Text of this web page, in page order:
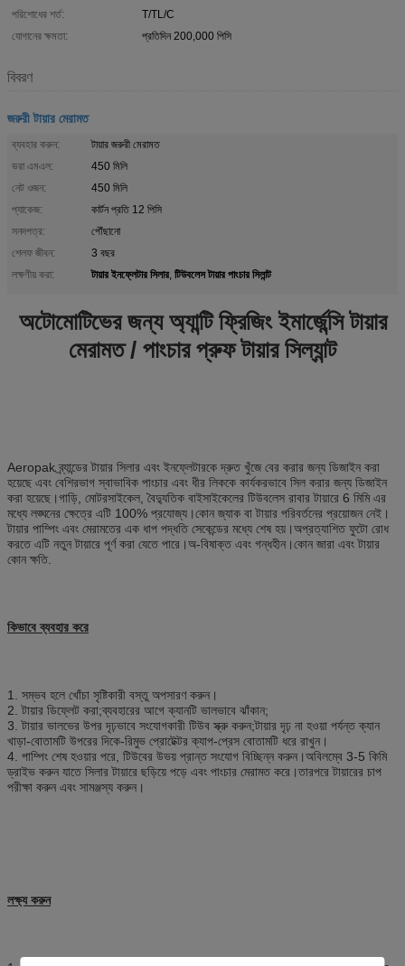
পরিশোধের শর্ত:
T/TL/C
যোগানের ক্ষমতা:
প্রতিদিন 200,000 পিসি
বিবরণ
জরুরী টায়ার মেরামত
ব্যবহার করুন:
টায়ার জরুরী মেরামত
ভরা এমএল:
450 মিলি
নেট ওজন:
450 মিলি
প্যাকেজ:
কার্টন প্রতি 12 পিসি
সনদপত্র:
পৌঁছানো
শেলফ জীবন:
3 বছর
লক্ষণীয় করা:
টায়ার ইনফ্লেটার সিলার, টিউবলেস টায়ার পাংচার সিলান্ট
অটোমোটিভের জন্য অ্যান্টি ফ্রিজিং ইমার্জেন্সি টায়ার
মেরামত / পাংচার প্রুফ টায়ার সিল্যান্ট
Aeropak ব্র্যান্ডের টায়ার সিলার এবং ইনফ্লেটারকে দ্রুত খুঁজে বের করার জন্য ডিজাইন করা
হয়েছে এবং বেশিরভাগ স্বাভাবিক পাংচার এবং ধীর লিককে কার্যকরভাবে সিল করার জন্য ডিজাইন
করা হয়েছে।গাড়ি, মোটরসাইকেল, বৈদ্যুতিক বাইসাইকেলের টিউবলেস রাবার টায়ারে 6 মিমি এর
মধ্যে লঙ্ঘনের ক্ষেত্রে এটি 100% প্রযোজ্য।কোন জ্যাক বা টায়ার পরিবর্তনের প্রয়োজন নেই।
টায়ার পাম্পিং এবং মেরামতের এক ধাপ পদ্ধতি সেকেন্ডের মধ্যে শেষ হয়।অপ্রত্যাশিত ফুটো রোধ
করতে এটি নতুন টায়ারে পূর্ণ করা যেতে পারে।অ-বিষাক্ত এবং গন্ধহীন।কোন জারা এবং টায়ার
কোন ক্ষতি.
কিভাবে ব্যবহার করে
1. সম্ভব হলে খোঁচা সৃষ্টিকারী বস্তু অপসারণ করুন।
2. টায়ার ডিফ্লেট করা;ব্যবহারের আগে ক্যানটি ভালভাবে ঝাঁকান;
3. টায়ার ভালভের উপর দৃঢ়ভাবে সংযোগকারী টিউব স্ক্রু করুন;টায়ার দৃঢ় না হওয়া পর্যন্ত ক্যান
খাড়া-বোতামটি উপরের দিকে-রিমুভ প্রোটেক্টর ক্যাপ-প্রেস বোতামটি ধরে রাখুন।
4. পাম্পিং শেষ হওয়ার পরে, টিউবের উভয় প্রান্ত সংযোগ বিচ্ছিন্ন করুন।অবিলম্বে 3-5 কিমি
ড্রাইভ করুন যাতে সিলার টায়ারে ছড়িয়ে পড়ে এবং পাংচার মেরামত করে।তারপরে টায়ারের চাপ
পরীক্ষা করুন এবং সামঞ্জস্য করুন।
লক্ষ্য করুন